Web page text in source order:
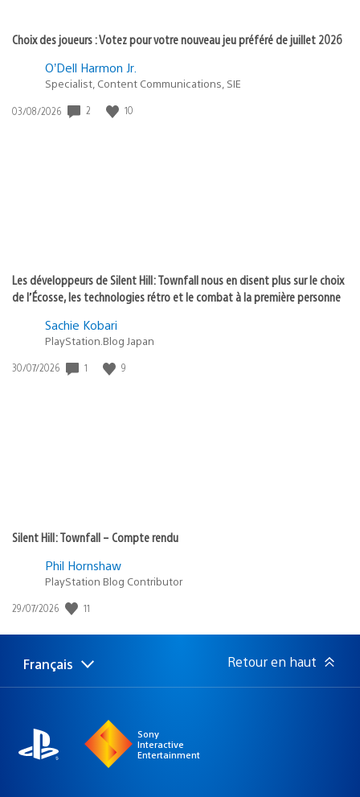
Choix des joueurs : Votez pour votre nouveau jeu préféré de juillet 2026
O’Dell Harmon Jr.
Specialist, Content Communications, SIE
Date
03/08/2026 2 10
Les développeurs de Silent Hill: Townfall nous en disent plus sur le choix
de l’Écosse, les technologies rétro et le combat à la première personne
Sachie Kobari
PlayStation.Blog Japan
Date
30/07/2026 1 9
Silent Hill: Townfall – Compte rendu
Phil Hornshaw
PlayStation Blog Contributor
Date
publication
29/07/2026 11
Choisir
Région
Français Retour en haut
Sony
Interactive
Entertainment